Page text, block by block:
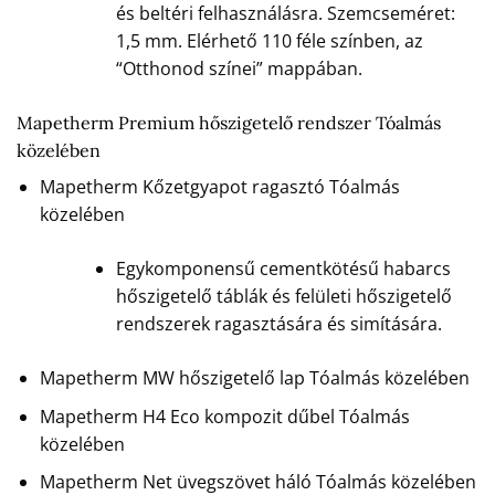
és beltéri felhasználásra. Szemcseméret:
1,5 mm. Elérhető 110 féle színben, az
“Otthonod színei” mappában.
Mapetherm Premium hőszigetelő rendszer Tóalmás
közelében
Mapetherm Kőzetgyapot ragasztó Tóalmás
közelében
Egykomponensű cementkötésű habarcs
hőszigetelő táblák és felületi hőszigetelő
rendszerek ragasztására és simítására.
Mapetherm MW hőszigetelő lap Tóalmás közelében
Mapetherm H4 Eco kompozit dűbel Tóalmás
közelében
Mapetherm Net üvegszövet háló Tóalmás közelében